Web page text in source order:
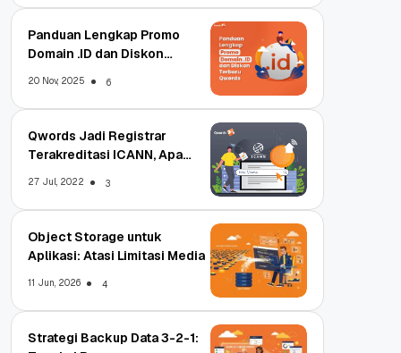
Panduan Lengkap Promo
Domain .ID dan Diskon
20 Nov, 2025 6
Qwords Jadi Registrar
Terakreditasi ICANN, Apa
27 Jul, 2022 3
Object Storage untuk
Aplikasi: Atasi Limitasi Media
11 Jun, 2026 4
Strategi Backup Data 3-2-1: